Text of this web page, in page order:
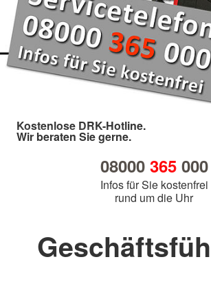
Kostenlose DRK-Hotline.
Wir beraten Sie gerne.
08000 365000
Infos für Sie kostenfrei
rund um die Uhr